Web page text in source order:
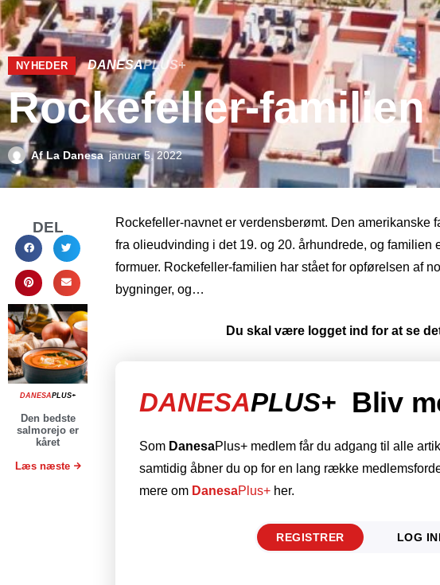
NYHEDER DANESAPLUS+
Rockefeller-
AfLa Danesa januar 5, 2022
DEL
DANESAPLUS+
Den bedste
salmorejo er
kåret
Læs næste
Rockefeller-navnet er verdensberømt. Den amerikanske
fra olieudvinding i det 19. og 20. århundrede, og familien
formuer. Rockefeller-familien har stået for opførelsen af
bygninger, og…
Du skal være logget ind for at se
DANESAPLUS+ Bliv
Som DanesaPlus+ medlem får du adgang til alle
samtidig åbner du op for en lang række
mere om DanesaPlus+ her.
REGISTRER LOG